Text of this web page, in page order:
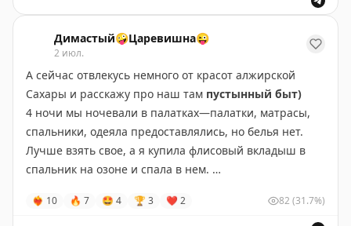
Вообще большинство людей воспринимают ослов как
упрямых, глупых, бесполезных животных. Но
фермеры знают правду: осёл — один из лучших
охранников стада. Зачастую учше собаки. Иногда
лучше человека.
Койоты, дикие собаки, даже волки — осёл не боится
никого. Его инстинкт защиты территории настолько
И главное — он не отступает. Собака может
Димастый🤪Царевишна😜
2 июл.
А сейчас отвлекусь немного от красот алжирской
Сахары и расскажу про наш там пустынный быт)
4 ночи мы ночевали в палатках—палатки, матрасы,
спальники, одеяла предоставлялись, но белья нет.
Лучше взять свое, а я купила флисовый вкладыш в
спальник на озоне и спала в нем.
Голодными ни разу не были)
❤‍🔥 10 🔥 7 🤩 4 🏆 3 ❤ 2 82 (31.7%)